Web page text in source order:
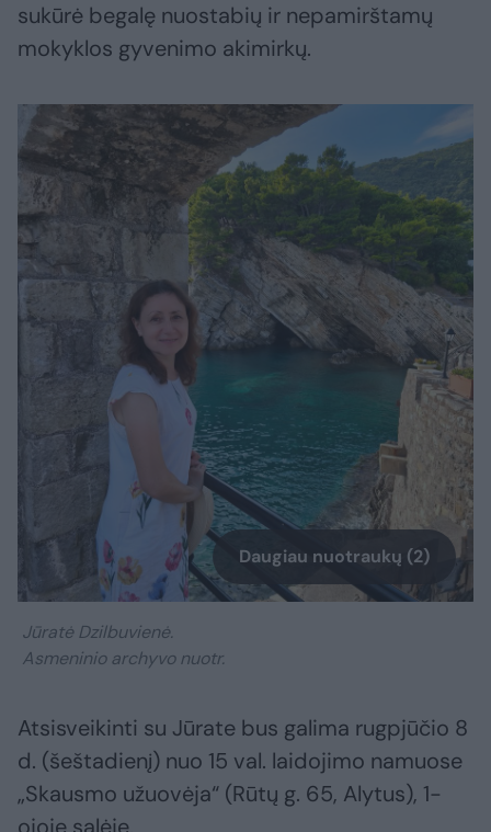
sukūrė begalę nuostabių ir nepamirštamų
mokyklos gyvenimo akimirkų.
Daugiau nuotraukų (2)
Jūratė Dzilbuvienė.
Asmeninio archyvo nuotr.
Atsisveikinti su Jūrate bus galima rugpjūčio 8
d. (šeštadienį) nuo 15 val. laidojimo namuose
„Skausmo užuovėja“ (Rūtų g. 65, Alytus), 1-